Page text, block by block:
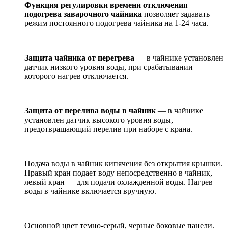
Функция регулировки времени отключения
подогрева заварочного чайника позволяет задавать
режим постоянного подогрева чайника на 1-24 часа.
Защита чайника от перегрева — в чайнике установлен
датчик низкого уровня воды, при срабатывании
которого нагрев отключается.
Защита от перелива воды в чайник — в чайнике
установлен датчик высокого уровня воды,
предотвращающий перелив при наборе с крана.
Подача воды в чайник кипячения без открытия крышки.
Правый кран подает воду непосредственно в чайник,
левый кран — для подачи охлажденной воды. Нагрев
воды в чайнике включается вручную.
Основной цвет темно-серый, черные боковые панели.